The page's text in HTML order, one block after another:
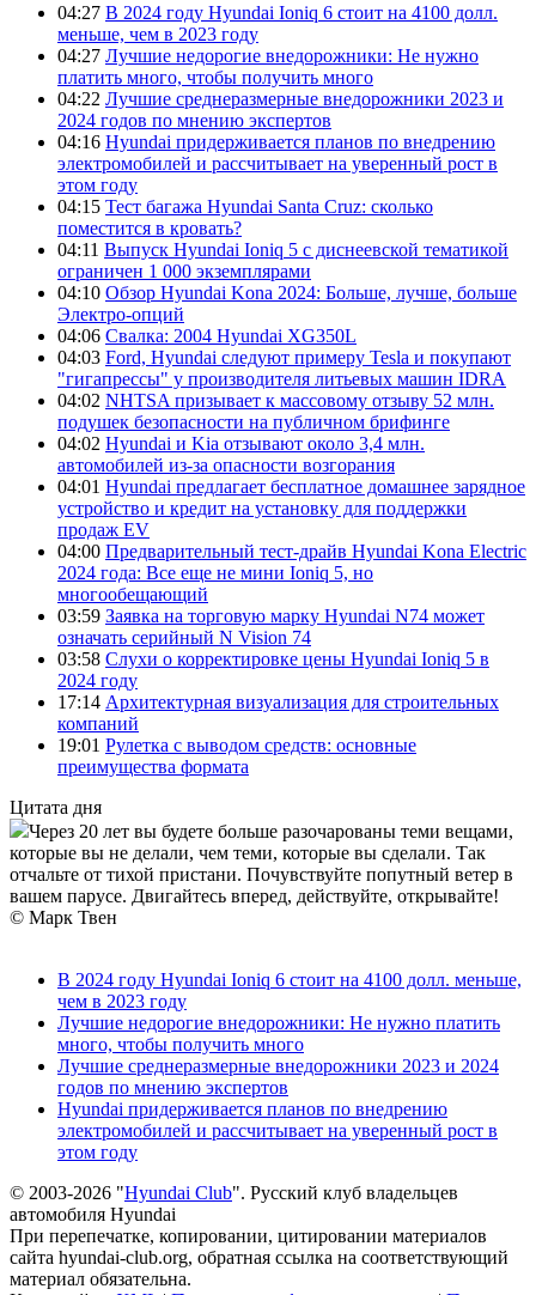
04:27 В 2024 году Hyundai Ioniq 6 стоит на 4100 долл.
меньше, чем в 2023 году
04:27 Лучшие недорогие внедорожники: Не нужно
платить много, чтобы получить много
04:22 Лучшие среднеразмерные внедорожники 2023 и
2024 годов по мнению экспертов
04:16 Hyundai придерживается планов по внедрению
электромобилей и рассчитывает на уверенный рост в
этом году
04:15 Тест багажа Hyundai Santa Cruz: сколько
поместится в кровать?
04:11 Выпуск Hyundai Ioniq 5 с диснеевской тематикой
ограничен 1 000 экземплярами
04:10 Обзор Hyundai Kona 2024: Больше, лучше, больше
Электро-опций
04:06 Свалка: 2004 Hyundai XG350L
04:03 Ford, Hyundai следуют примеру Tesla и покупают
"гигапрессы" у производителя литьевых машин IDRA
04:02 NHTSA призывает к массовому отзыву 52 млн.
подушек безопасности на публичном брифинге
04:02 Hyundai и Kia отзывают около 3,4 млн.
автомобилей из-за опасности возгорания
04:01 Hyundai предлагает бесплатное домашнее зарядное
устройство и кредит на установку для поддержки
продаж EV
04:00 Предварительный тест-драйв Hyundai Kona Electric
2024 года: Все еще не мини Ioniq 5, но
многообещающий
03:59 Заявка на торговую марку Hyundai N74 может
означать серийный N Vision 74
03:58 Слухи о корректировке цены Hyundai Ioniq 5 в
2024 году
17:14 Архитектурная визуализация для строительных
компаний
19:01 Рулетка с выводом средств: основные
преимущества формата
Цитата дня
Через 20 лет вы будете больше разочарованы теми вещами,
которые вы не делали, чем теми, которые вы сделали. Так
отчальте от тихой пристани. Почувствуйте попутный ветер в
вашем парусе. Двигайтесь вперед, действуйте, открывайте!
© Марк Твен
В 2024 году Hyundai Ioniq 6 стоит на 4100 долл. меньше,
чем в 2023 году
Лучшие недорогие внедорожники: Не нужно платить
много, чтобы получить много
Лучшие среднеразмерные внедорожники 2023 и 2024
годов по мнению экспертов
Hyundai придерживается планов по внедрению
электромобилей и рассчитывает на уверенный рост в
этом году
© 2003-2026 "Hyundai Club". Русский клуб владельцев
автомобиля Hyundai
При перепечатке, копировании, цитировании материалов
сайта hyundai-club.org, обратная ссылка на соответствующий
материал обязательна.